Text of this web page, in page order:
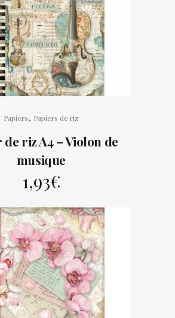
Papiers, Papiers de riz
riz A4 – Violon de
musique
1,93€